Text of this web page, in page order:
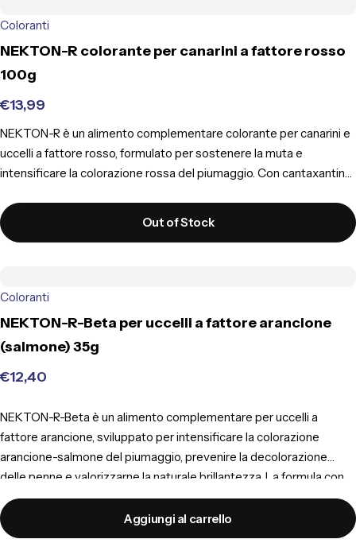
Coloranti
NEKTON-R colorante per canarini a fattore rosso
100g
€13,99
NEKTON-R è un alimento complementare colorante per canarini e
uccelli a fattore rosso, formulato per sostenere la muta e
intensificare la colorazione rossa del piumaggio. Con cantaxantina,
glucani.
Out of Stock
Coloranti
NEKTON-R-Beta per uccelli a fattore arancione
(salmone) 35g
€12,40
NEKTON-R-Beta è un alimento complementare per uccelli a
fattore arancione, sviluppato per intensificare la colorazione
arancione-salmone del piumaggio, prevenire la decolorazione
delle penne e valorizzarne la naturale brillantezza. La formula con
18 aminoacidi, beta-carotene, lievito di birra, mannano-
oligosaccaridi e beta-glucani supporta la muta e il benessere
generale dell’animale.
Aggiungi al carrello